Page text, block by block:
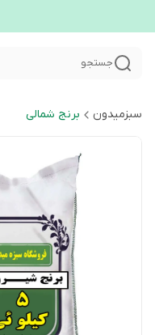
جستجو
سبزمیدون برنج شمالی